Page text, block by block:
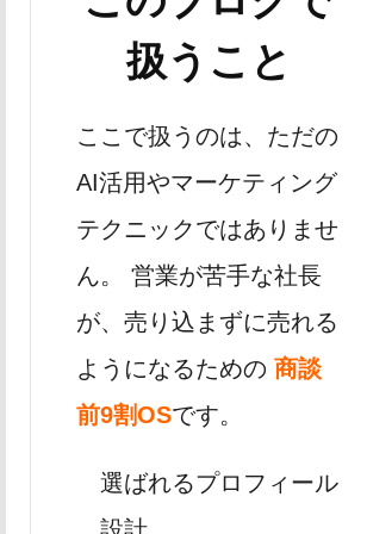
扱うこと
ここで扱うのは、ただの
AI活用やマーケティング
テクニックではありませ
ん。 営業が苦手な社長
が、売り込まずに売れる
ようになるための 商談
前9割OSです。
選ばれるプロフィール